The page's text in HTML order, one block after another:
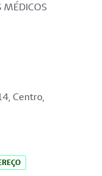
MÉDICOS
Centro,